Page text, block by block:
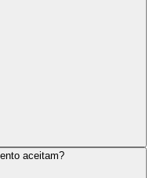
aceitam?